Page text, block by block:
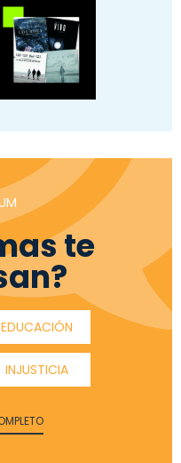
te
EDUCACIÓN
INJUSTICIA